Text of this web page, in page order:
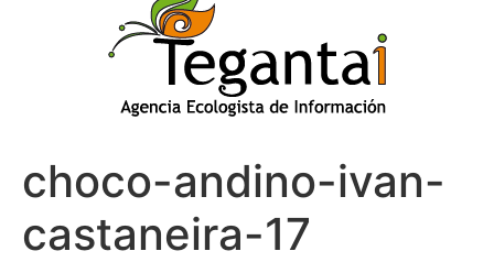
choco-andino-ivan-
castaneira-17